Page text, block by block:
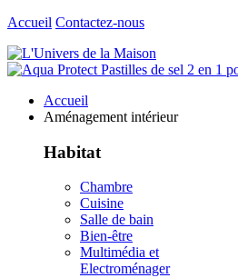
Accueil Contactez-nous
Accueil
Aménagement intérieur
Habitat
Chambre
Cuisine
Salle de bain
Bien-être
Multimédia et
Electroménager